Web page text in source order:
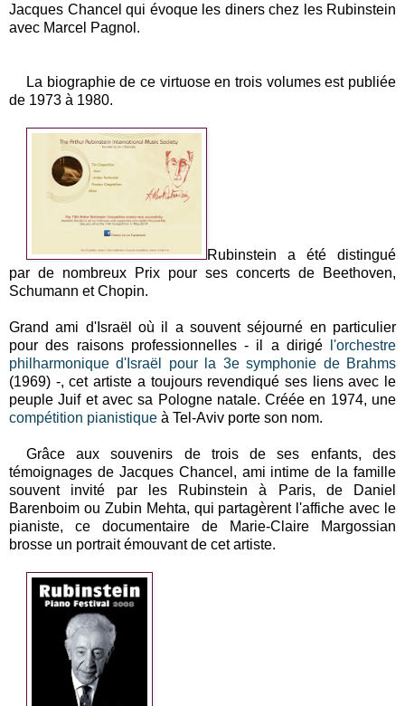
Jacques Chancel qui évoque les diners chez les Rubinstein
avec Marcel Pagnol.
La biographie de ce virtuose en trois volumes est publiée
de 1973 à 1980.
Rubinstein a été distingué
par de nombreux Prix pour ses concerts de Beethoven,
Schumann et Chopin.
Grand ami d'Israël où il a souvent séjourné en particulier
pour des raisons professionnelles - il a dirigé
l'orchestre
philharmonique d'Israël pour la 3e symphonie de Brahms
(1969) -, cet artiste a toujours revendiqué ses liens avec le
peuple Juif et avec sa Pologne natale. Créée en 1974, une
compétition pianistique à Tel-Aviv porte son nom.
Grâce aux souvenirs de trois de ses enfants, des
témoignages de Jacques Chancel, ami intime de la famille
souvent invité par les Rubinstein à Paris, de Daniel
Barenboim ou Zubin Mehta, qui partagèrent l'affiche avec le
pianiste, ce documentaire de Marie-Claire Margossian
brosse un portrait émouvant de cet artiste.